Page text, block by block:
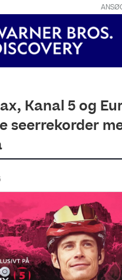
Kanal 5 og
seerrekorder